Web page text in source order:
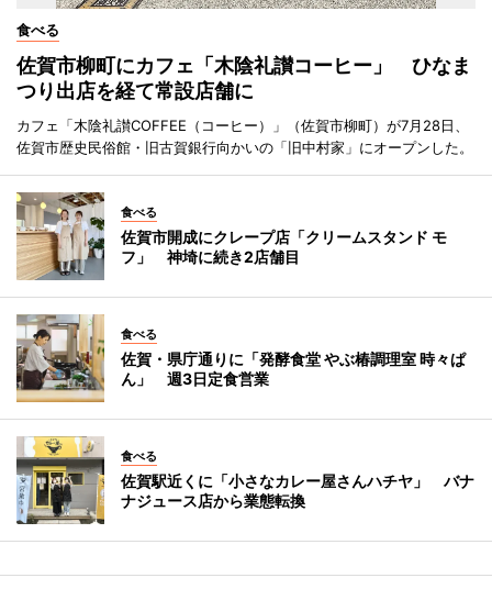
食べる
佐賀市柳町にカフェ「木陰礼讃コーヒー」 ひなま
つり出店を経て常設店舗に
カフェ「木陰礼讃COFFEE（コーヒー）」（佐賀市柳町）が7月28日、
佐賀市歴史民俗館・旧古賀銀行向かいの「旧中村家」にオープンした。
食べる
佐賀市開成にクレープ店「クリームスタンド モ
フ」 神埼に続き2店舗目
食べる
佐賀・県庁通りに「発酵食堂 やぶ椿調理室 時々ぱ
ん」 週3日定食営業
食べる
佐賀駅近くに「小さなカレー屋さんハチヤ」 バナ
ナジュース店から業態転換